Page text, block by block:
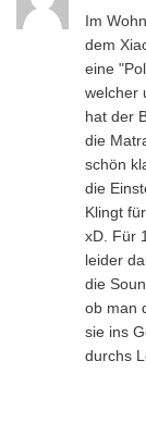
Im
dem
eine
welcher
hat der
die
schön
die
Klingt
xD. Für
leider
die
ob man
sie ins
durchs